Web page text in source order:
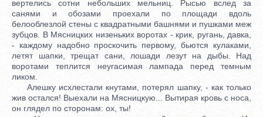
вертелись сотни небольших мельниц. Рысью вслед за
санями и обозами проехали по площади вдоль
белооблезлой стены с квадратными башнями и пушками меж
зубцов. В Мясницких низеньких воротах - крик, ругань, давка,
- каждому надобно проскочить первому, бьются кулаками,
летят шапки, трещат сани, лошади лезут на дыбы. Над
воротами теплится неугасимая лампада перед темным
ликом.
Алешку исхлестали кнутами, потерял шапку, - как только
жив остался! Выехали на Мясницкую... Вытирая кровь с носа,
он глядел по сторонам: ох, ты!